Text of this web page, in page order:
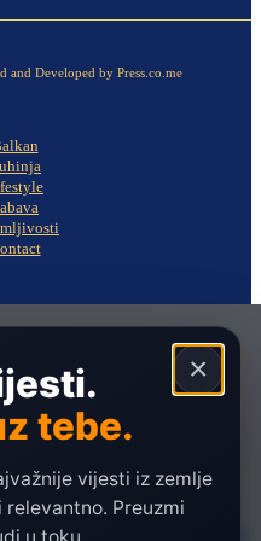
and Developed by Press.co.me
×
tebe.
vijesti iz zemlje
Preuzmi